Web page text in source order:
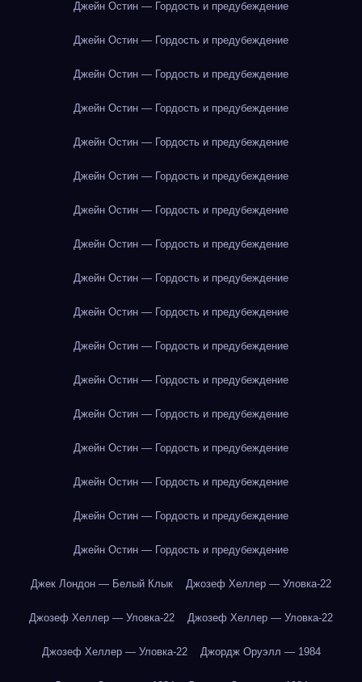
Джейн Остин — Гордость и предубеждение
Джейн Остин — Гордость и предубеждение
Джейн Остин — Гордость и предубеждение
Джейн Остин — Гордость и предубеждение
Джейн Остин — Гордость и предубеждение
Джейн Остин — Гордость и предубеждение
Джейн Остин — Гордость и предубеждение
Джейн Остин — Гордость и предубеждение
Джейн Остин — Гордость и предубеждение
Джейн Остин — Гордость и предубеждение
Джейн Остин — Гордость и предубеждение
Джейн Остин — Гордость и предубеждение
Джейн Остин — Гордость и предубеждение
Джейн Остин — Гордость и предубеждение
Джейн Остин — Гордость и предубеждение
Джейн Остин — Гордость и предубеждение
Джейн Остин — Гордость и предубеждение
Джек Лондон — Белый Клык Джозеф Хеллер — Уловка-22
Джозеф Хеллер — Уловка-22 Джозеф Хеллер — Уловка-22
Джозеф Хеллер — Уловка-22 Джордж Оруэлл — 1984